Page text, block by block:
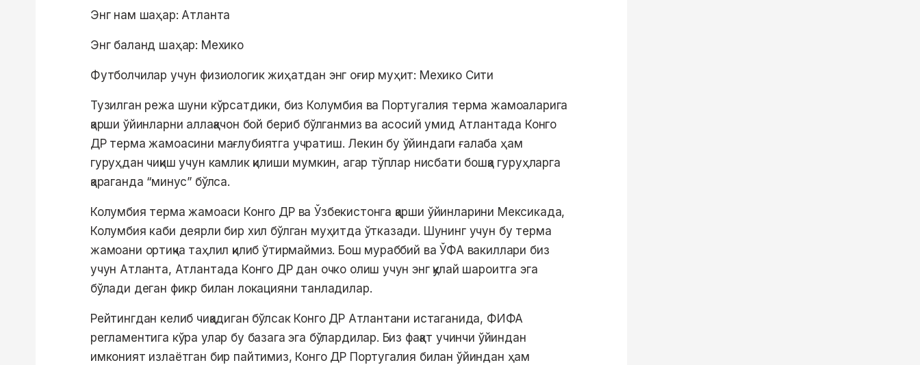
Энг нам шаҳар: Атланта
Энг баланд шаҳар: Мехико
Футболчилар учун физиологик жиҳатдан энг оғир муҳит: Мехико Сити
Тузилган режа шуни кўрсатдики, биз Колумбия ва Португалия терма жамоаларига
қарши ўйинларни аллақачон бой бериб бўлганмиз ва асосий умид Атлантада Конго
ДР терма жамоасини мағлубиятга учратиш. Лекин бу ўйиндаги ғалаба ҳам
гуруҳдан чиқиш учун камлик қилиши мумкин, агар тўплар нисбати бошқа гуруҳларга
қараганда “минус” бўлса.
Колумбия терма жамоаси Конго ДР ва Ўзбекистонга қарши ўйинларини Мексикада,
Колумбия каби деярли бир хил бўлган муҳитда ўтказади. Шунинг учун бу терма
жамоани ортиқча таҳлил қилиб ўтирмаймиз. Бош мураббий ва ЎФА вакиллари биз
учун Атланта, Атлантада Конго ДР дан очко олиш учун энг қулай шароитга эга
бўлади деган фикр билан локацияни танладилар.
Рейтингдан келиб чиқадиган бўлсак Конго ДР Атлантани истаганида, ФИФА
регламентига кўра улар бу базага эга бўлардилар. Биз фақат учинчи ўйиндан
имконият излаётган бир пайтимиз, Конго ДР Португалия билан ўйиндан ҳам